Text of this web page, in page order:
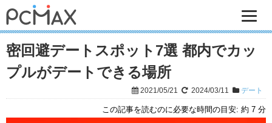
密回避デートスポット7選 都内でカッ
プルがデートできる場所
2021/05/21 2024/03/11 デート
この記事を読むのに必要な時間の目安: 約 7 分